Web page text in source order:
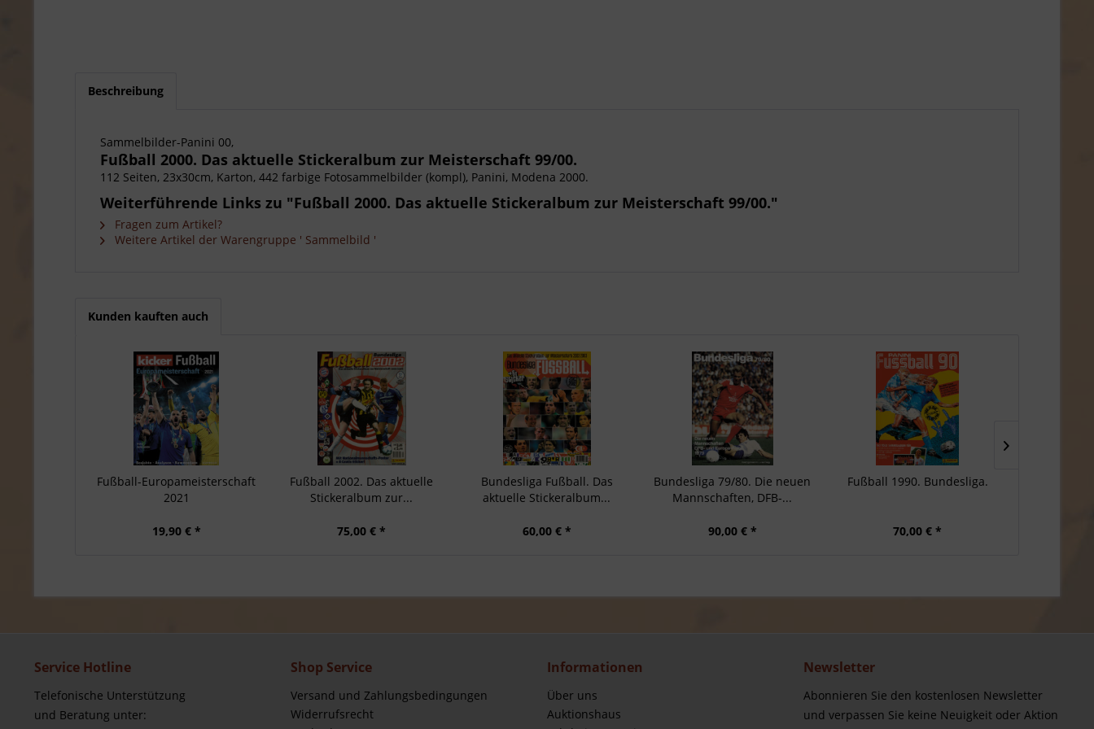
Beschreibung
Sammelbilder-Panini 00,
Fußball 2000. Das aktuelle Stickeralbum zur Meisterschaft 99/00.
112 Seiten, 23x30cm, Karton, 442 farbige Fotosammelbilder (kompl), Panini, Modena 2000.
Weiterführende Links zu "Fußball 2000. Das aktuelle Stickeralbum zur Meisterschaft 99/00."
Fragen zum Artikel?
Weitere Artikel der Warengruppe ' Sammelbild '
Kunden kauften auch
Fußball-Europameisterschaft
2021
19,90 € *
Fußball 2002. Das aktuelle
Stickeralbum zur...
75,00 € *
Bundesliga Fußball. Das
aktuelle Stickeralbum...
60,00 € *
Bundesliga 79/80. Die neuen
Mannschaften, DFB-...
90,00 € *
Fußball 1990. Bundesliga.
70,00 € *
Service Hotline
Telefonische Unterstützung
und Beratung unter:
Shop Service
Versand und Zahlungsbedingungen
Widerrufsrecht
Informationen
Über uns
Auktionshaus
Newsletter
Abonnieren Sie den kostenlosen Newsletter
und verpassen Sie keine Neuigkeit oder Aktion